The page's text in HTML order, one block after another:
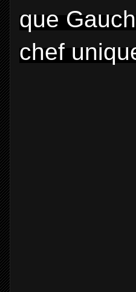
que
chef